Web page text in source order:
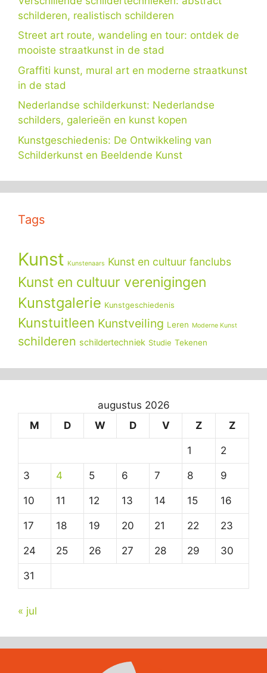
schilderen, realistisch schilderen
Street art route, wandeling en tour: ontdek de
mooiste straatkunst in de stad
Graffiti kunst, mural art en moderne straatkunst
in de stad
Nederlandse schilderkunst: Nederlandse
schilders, galerieën en kunst kopen
Kunstgeschiedenis: De Ontwikkeling van
Schilderkunst en Beeldende Kunst
Tags
Kunst Kunstenaars Kunst en cultuur fanclubs
Kunst en cultuur verenigingen
Kunstgalerie Kunstgeschiedenis
Kunstuitleen Kunstveiling Leren Moderne Kunst
schilderen schildertechniek Studie Tekenen
augustus 2026
M
D W D V Z Z
1 2
3 4 5 6 7 8 9
10 11 12 13 14 15 16
17 18 19 20 21 22 23
24 25 26 27 28 29 30
31
« jul